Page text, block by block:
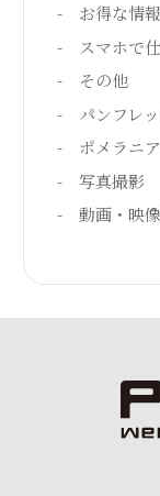
お得な情報
スマホで
その他
パンフレ
ポメラニ
写真撮影
動画・映